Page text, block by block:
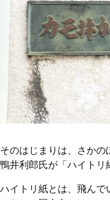
そのはじまりは、さか
鴨井利郎氏が「ハイトリ
ハイトリ紙とは、飛んで